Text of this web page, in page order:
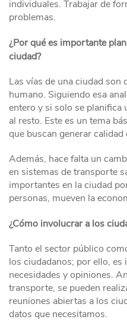
individuales. Trabajar de
problemas.
¿Por qué es importante
ciudad?
Las vías de una ciudad
humano. Siguiendo esa
entero y si solo se planifica
al resto. Este es un tema
que buscan generar calidad
Además, hace falta un
en sistemas de transporte
importantes en la ciudad
personas, mueven la
¿Cómo involucrar a los
Tanto el sector público
los ciudadanos; por ello,
necesidades y opiniones.
transporte, se pueden
reuniones abiertas a los
datos que necesitamos.